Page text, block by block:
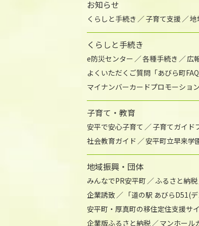
お知らせ
くらしと手続き 子育て支援 地
くらしと手続き
e防災センター 各種手続き 広
よくいただくご質問「あびら町FAQ
マイナンバーカードプロモーショ
子育て・教育
安平で安心子育て 子育てガイド
社会教育ガイド
安平町立早来学
地域振興・団体
みんなでPR安平町 ふるさと納税
企業誘致
「道の駅 あびらD51(
安平町・厚真町の移住定住支援サ
企業版ふるさと納税
マンホール